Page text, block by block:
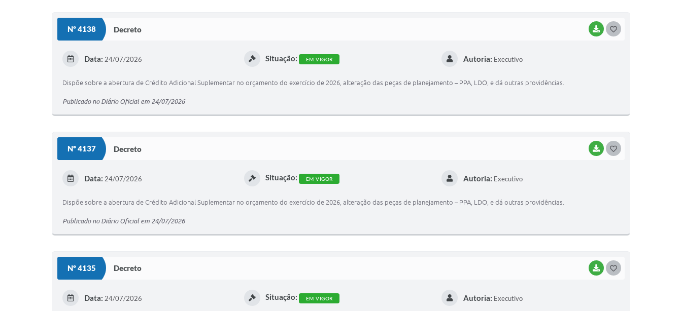
Nº 4138 Decreto BAIXAR
Data: 24/07/2026 Situação: EM VIGOR Autoria: Executivo
Dispõe sobre a abertura de Crédito Adicional Suplementar no orçamento do exercício de 2026, alteração das peças de planejamento – PPA, LDO, e dá outras providências.
Publicado no Diário Oficial em 24/07/2026
Nº 4137 Decreto BAIXAR
Data: 24/07/2026 Situação: EM VIGOR Autoria: Executivo
Dispõe sobre a abertura de Crédito Adicional Suplementar no orçamento do exercício de 2026, alteração das peças de planejamento – PPA, LDO, e dá outras providências.
Publicado no Diário Oficial em 24/07/2026
Nº 4135 Decreto BAIXAR
Data: 24/07/2026 Situação: EM VIGOR Autoria: Executivo